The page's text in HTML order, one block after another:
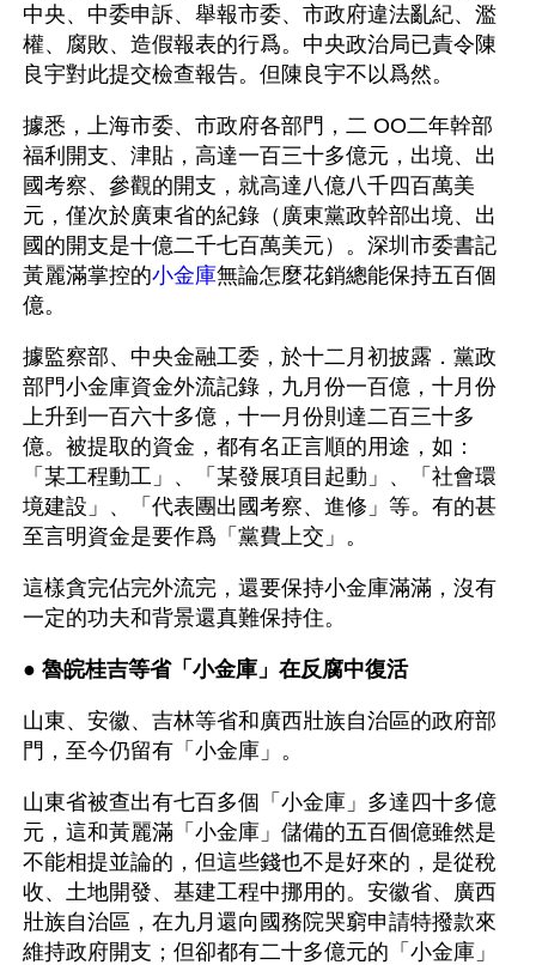
中央、中委申訴、舉報市委、市政府違法亂紀、濫
權、腐敗、造假報表的行爲。中央政治局已責令陳
良宇對此提交檢查報告。但陳良宇不以爲然。
據悉，上海市委、市政府各部門，二 OO二年幹部
福利開支、津貼，高達一百三十多億元，出境、出
國考察、參觀的開支，就高達八億八千四百萬美
元，僅次於廣東省的紀錄（廣東黨政幹部出境、出
國的開支是十億二千七百萬美元）。深圳市委書記
黃麗滿掌控的小金庫無論怎麼花銷總能保持五百個
億。
據監察部、中央金融工委，於十二月初披露．黨政
部門小金庫資金外流記錄，九月份一百億，十月份
上升到一百六十多億，十一月份則達二百三十多
億。被提取的資金，都有名正言順的用途，如：
「某工程動工」、「某發展項目起動」、「社會環
境建設」、「代表團出國考察、進修」等。有的甚
至言明資金是要作爲「黨費上交」。
這樣貪完佔完外流完，還要保持小金庫滿滿，沒有
一定的功夫和背景還真難保持住。
● 魯皖桂吉等省「小金庫」在反腐中復活
山東、安徽、吉林等省和廣西壯族自治區的政府部
門，至今仍留有「小金庫」。
山東省被查出有七百多個「小金庫」多達四十多億
元，這和黃麗滿「小金庫」儲備的五百個億雖然是
不能相提並論的，但這些錢也不是好來的，是從稅
收、土地開發、基建工程中挪用的。安徽省、廣西
壯族自治區，在九月還向國務院哭窮申請特撥款來
維持政府開支；但卻都有二十多億元的「小金庫」